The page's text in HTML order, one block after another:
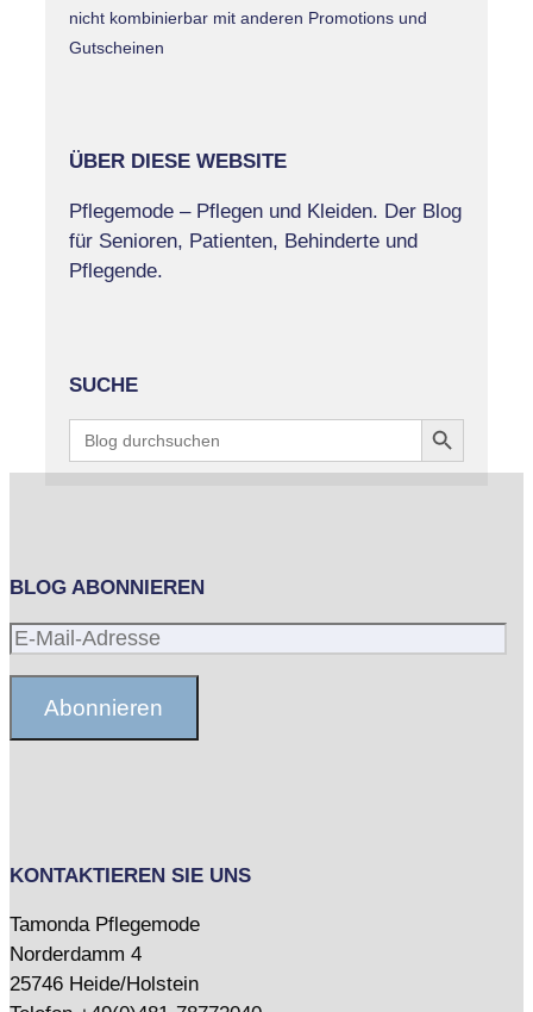
nicht kombinierbar mit anderen Promotions und
Gutscheinen
ÜBER DIESE WEBSITE
Pflegemode – Pflegen und Kleiden. Der Blog
für Senioren, Patienten, Behinderte und
Pflegende.
SUCHE
for:
Search Button
BLOG ABONNIEREN
E-
AdresseAbonnieren
KONTAKTIEREN SIE UNS
Tamonda Pflegemode
Norderdamm 4
25746 Heide/Holstein